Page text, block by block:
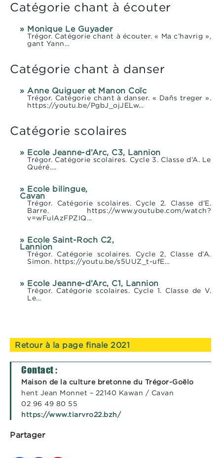
Catégorie chant à écouter
Monique Le Guyader
Trégor. Catégorie chant à écouter. « Ma c’havrig »,
gant Yann…
Catégorie chant à danser
Anne Quiguer et Manon Coïc
Trégor. Catégorie chant à danser. « Dañs treger ».
https://youtu.be/PgbJ_ojJELw…
Catégorie scolaires
Ecole Jeanne-d’Arc, C3, Lannion
Trégor. Catégorie scolaires. Cycle 3. Classe d’A. Le
Quéré….
Ecole bilingue,
Cavan
Trégor. Catégorie scolaires. Cycle 2. Classe d’E.
Barre. https://www.youtube.com/watch?
v=wFulAzFPZIQ…
Ecole Saint-Roch C2,
Lannion
Trégor. Catégorie scolaires. Cycle 2, Classe d’A.
Simon. https://youtu.be/s5UUZ_t-ufE…
Ecole Jeanne-d’Arc, C1, Lannion
Trégor. Catégorie scolaires. Cycle 1. Classe de V.
Le…
Retour à la page finale 2021
Contact :
Maison de la culture bretonne du Trégor-Goëlo
hent Jean Monnet – 22140 Kawan / Cavan
02 96 49 80 55
https://www.tiarvro22.bzh/
Partager